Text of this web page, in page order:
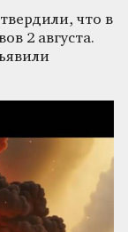
что в
2 августа.